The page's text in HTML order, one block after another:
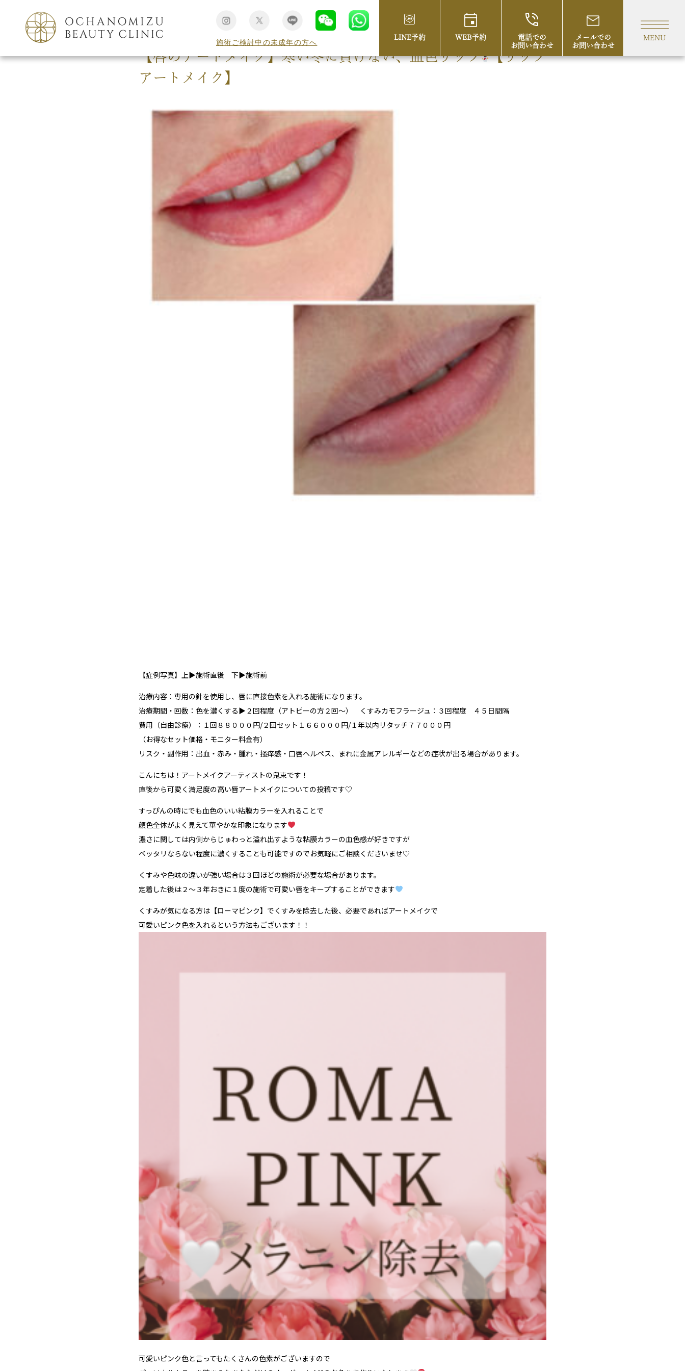
施術ご検討中の未成年の方へ
LINE予約 WEB予約
電話での
お問い合わせ
メールでの
お問い合わせ
MENU
TOP アートメイク
【唇のアートメイク】寒い冬に負けない、血色リップ 【リップ
アートメイク】
【症例写真】上▶︎施術直後 下▶︎施術前
治療内容：専用の針を使用し、唇に直接色素を入れる施術になります。
治療期間・回数：色を濃くする▶︎２回程度（アトピーの方２回〜） くすみカモフラージュ：３回程度 ４５日間隔
費用（自由診療）：１回８８０００円/２回セット１６６０００円/１年以内リタッチ７７０００円
（お得なセット価格・モニター料金有）
リスク・副作用：出血・赤み・腫れ・掻痒感・口唇ヘルペス、まれに金属アレルギーなどの症状が出る場合があります。
こんにちは！アートメイクアーティストの鬼束です！
直後から可愛く満足度の高い唇アートメイクについての投稿です♡
すっぴんの時にでも血色のいい粘膜カラーを入れることで
顔色全体がよく見えて華やかな印象になります
濃さに関しては内側からじゅわっと溢れ出すような粘膜カラーの血色感が好きですが
ベッタリならない程度に濃くすることも可能ですのでお気軽にご相談くださいませ♡
くすみや色味の違いが強い場合は３回ほどの施術が必要な場合があります。
定着した後は２〜３年おきに１度の施術で可愛い唇をキープすることができます
くすみが気になる方は【ローマピンク】でくすみを除去した後、必要であればアートメイクで
可愛いピンク色を入れるという方法もございます！！
可愛いピンク色と言ってもたくさんの色素がございますので